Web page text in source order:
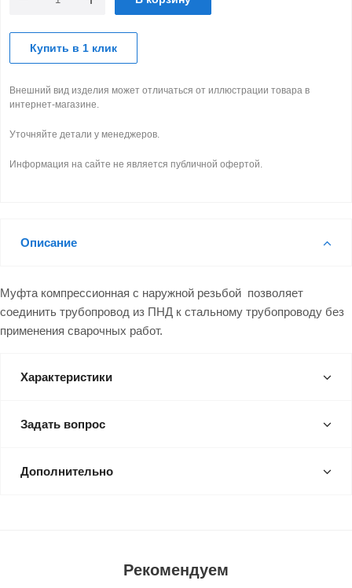
Купить в 1 клик
Внешний вид изделия может отличаться от иллюстрации товара в
интернет-магазине.
Уточняйте детали у менеджеров.
Информация на сайте не является публичной офертой.
Описание
Муфта компрессионная с наружной резьбой позволяет
соединить трубопровод из ПНД к стальному трубопроводу без
применения сварочных работ.
Характеристики
Задать вопрос
Дополнительно
Рекомендуем